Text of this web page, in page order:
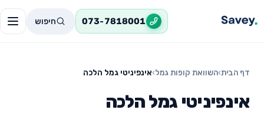
073-7818001 חיפוש
דף הבית›השוואת קופות גמל›אינפיניטי גמל הלכה
אינפיניטי גמל הלכה